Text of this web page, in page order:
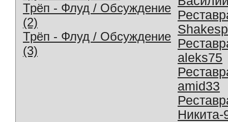
Трёп - Флуд / Обсуждение
(2)
Трёп - Флуд / Обсуждение
(3)
aleks75
amid33
Никита-